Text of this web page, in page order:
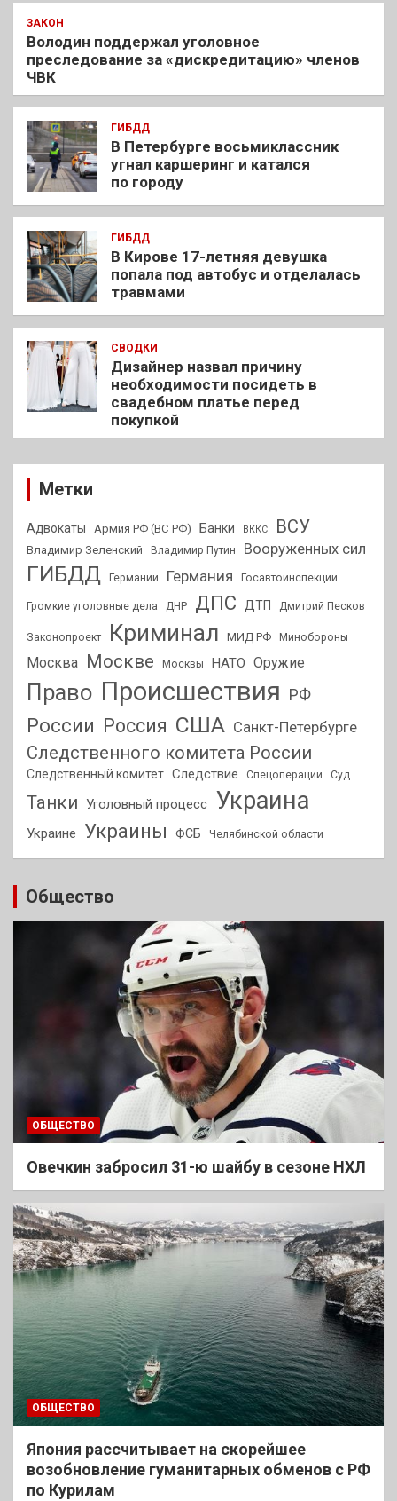
ЗАКОН
Володин поддержал уголовное
преследование за «дискредитацию» членов
ЧВК
ГИБДД
В Петербурге восьмиклассник
угнал каршеринг и катался
по городу
ГИБДД
В Кирове 17-летняя девушка
попала под автобус и отделалась
травмами
СВОДКИ
Дизайнер назвал причину
необходимости посидеть в
свадебном платье перед
покупкой
Метки
Адвокаты Армия РФ (ВС РФ) Банки ВККС ВСУ
Владимир Зеленский Владимир Путин Вооруженных сил
ГИБДД Германии Германия Госавтоинспекции
Громкие уголовные дела ДНР ДПС ДТП Дмитрий Песков
Законопроект Криминал МИД РФ Минобороны
Москва Москве Москвы НАТО Оружие
Право Происшествия РФ
России Россия США Санкт-Петербурге
Следственного комитета России
Следственный комитет Следствие Спецоперации Суд
Танки Уголовный процесс Украина
Украине Украины ФСБ Челябинской области
Общество
ОБЩЕСТВО
Овечкин забросил 31-ю шайбу в сезоне НХЛ
ОБЩЕСТВО
Япония рассчитывает на скорейшее
возобновление гуманитарных обменов с РФ
по Курилам